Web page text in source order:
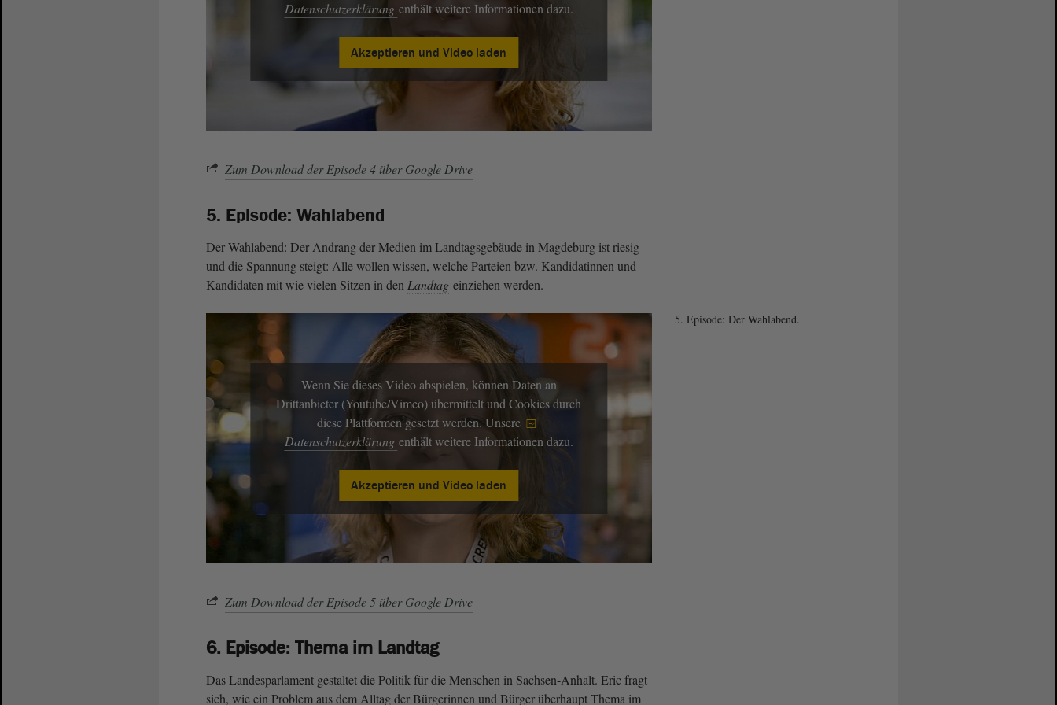
Datenschutzerklärung enthält weitere Informationen dazu.
Akzeptieren und Video laden
Zum Download der Episode 4 über Google Drive
5. Episode: Wahlabend
Der Wahlabend: Der Andrang der Medien im Landtagsgebäude in Magdeburg ist riesig
und die Spannung steigt: Alle wollen wissen, welche Parteien bzw. Kandidatinnen und
Kandidaten mit wie vielen Sitzen in den Landtag einziehen werden.
Wenn Sie dieses Video abspielen, können Daten an
Drittanbieter (Youtube/Vimeo) übermittelt und Cookies durch
diese Plattformen gesetzt werden. Unsere
Datenschutzerklärung enthält weitere Informationen dazu.
Akzeptieren und Video laden
5. Episode: Der Wahlabend.
Zum Download der Episode 5 über Google Drive
6. Episode: Thema im Landtag
Das Landesparlament gestaltet die Politik für die Menschen in Sachsen-Anhalt. Eric fragt
sich, wie ein Problem aus dem Alltag der Bürgerinnen und Bürger überhaupt Thema im